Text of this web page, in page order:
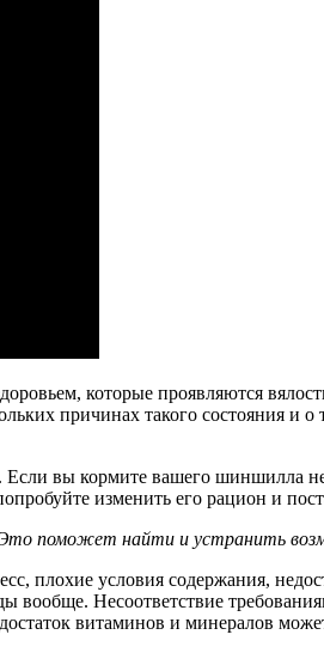
которые проявляются
причинах такого состояния и о
Если вы кормите вашего шиншилла
изменить его рацион и
поможет найти и устранить
плохие условия содержания,
Несоответствие
витаминов и минералов